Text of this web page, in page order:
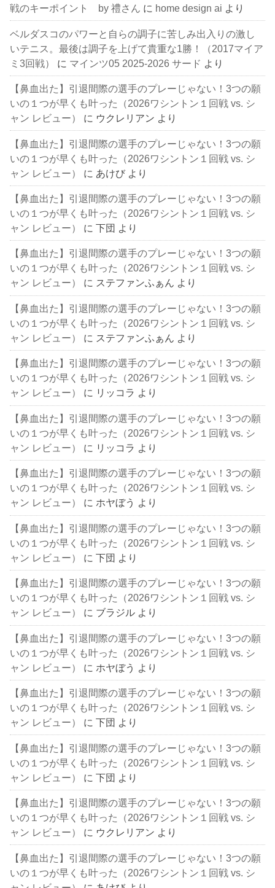
戦のキーポイント by 禮さん に home design ai より
ベルダスコのパワーと自らの調子に苦しみ出入りの激し
いテニス。最後は調子を上げて貴重な1勝！（2017マイア
ミ3回戦）
に マインツ05 2025-2026 サード より
【鼻血出た】引退間際の選手のプレーじゃない！3つの願
いの１つが早くも叶った（2026ワシントン１回戦 vs. シ
ャン レビュー）
に ウクレリアン より
【鼻血出た】引退間際の選手のプレーじゃない！3つの願
いの１つが早くも叶った（2026ワシントン１回戦 vs. シ
ャン レビュー）
に あけび より
【鼻血出た】引退間際の選手のプレーじゃない！3つの願
いの１つが早くも叶った（2026ワシントン１回戦 vs. シ
ャン レビュー）
に下団 より
【鼻血出た】引退間際の選手のプレーじゃない！3つの願
いの１つが早くも叶った（2026ワシントン１回戦 vs. シ
ャン レビュー）
に ステファンふぁん より
【鼻血出た】引退間際の選手のプレーじゃない！3つの願
いの１つが早くも叶った（2026ワシントン１回戦 vs. シ
ャン レビュー）
に ステファンふぁん より
【鼻血出た】引退間際の選手のプレーじゃない！3つの願
いの１つが早くも叶った（2026ワシントン１回戦 vs. シ
ャン レビュー）
に リッコラ より
【鼻血出た】引退間際の選手のプレーじゃない！3つの願
いの１つが早くも叶った（2026ワシントン１回戦 vs. シ
ャン レビュー）
に リッコラ より
【鼻血出た】引退間際の選手のプレーじゃない！3つの願
いの１つが早くも叶った（2026ワシントン１回戦 vs. シ
ャン レビュー）
に ホヤぼう より
【鼻血出た】引退間際の選手のプレーじゃない！3つの願
いの１つが早くも叶った（2026ワシントン１回戦 vs. シ
ャン レビュー）
に下団 より
【鼻血出た】引退間際の選手のプレーじゃない！3つの願
いの１つが早くも叶った（2026ワシントン１回戦 vs. シ
ャン レビュー）
に ブラジル より
【鼻血出た】引退間際の選手のプレーじゃない！3つの願
いの１つが早くも叶った（2026ワシントン１回戦 vs. シ
ャン レビュー）
に ホヤぼう より
【鼻血出た】引退間際の選手のプレーじゃない！3つの願
いの１つが早くも叶った（2026ワシントン１回戦 vs. シ
ャン レビュー）
に下団 より
【鼻血出た】引退間際の選手のプレーじゃない！3つの願
いの１つが早くも叶った（2026ワシントン１回戦 vs. シ
ャン レビュー）
に下団 より
【鼻血出た】引退間際の選手のプレーじゃない！3つの願
いの１つが早くも叶った（2026ワシントン１回戦 vs. シ
ャン レビュー）
に ウクレリアン より
【鼻血出た】引退間際の選手のプレーじゃない！3つの願
いの１つが早くも叶った（2026ワシントン１回戦 vs. シ